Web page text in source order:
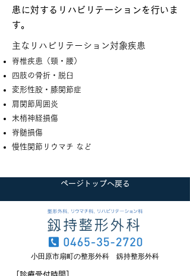
患に対するリハビリテーションを行いま
す。
主なリハビリテーション対象疾患
脊椎疾患（頸・腰）
四肢の骨折・脱臼
変形性股・膝関節症
肩関節周囲炎
末梢神経損傷
脊髄損傷
慢性関節リウマチ など
ページトップへ戻る
小田原市扇町の整形外科 釼持整形外科